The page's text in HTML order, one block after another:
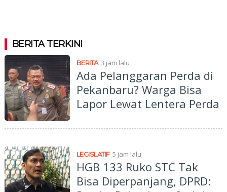
BERITA TERKINI
BERITA 3 jam lalu
Ada Pelanggaran Perda di
Pekanbaru? Warga Bisa
Lapor Lewat Lentera Perda
LEGISLATIF 5 jam lalu
HGB 133 Ruko STC Tak
Bisa Diperpanjang, DPRD: